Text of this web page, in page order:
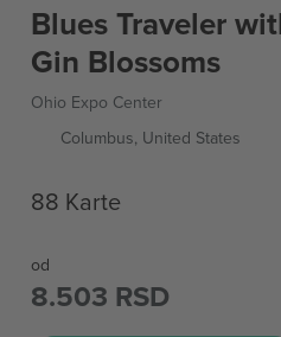
Blues Traveler
Gin Blossoms
Ohio Expo Center
Columbus, United States
88 Karte
od
8.503 RSD